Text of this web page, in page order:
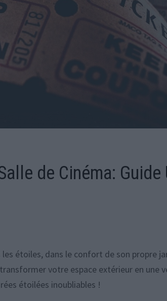
de Cinéma: Guide
étoiles, dans le confort de son propre
votre espace extérieur en une
étoilées inoubliables !